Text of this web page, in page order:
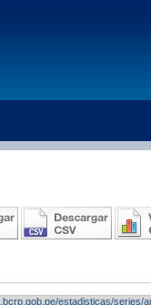
estadisticas/series/